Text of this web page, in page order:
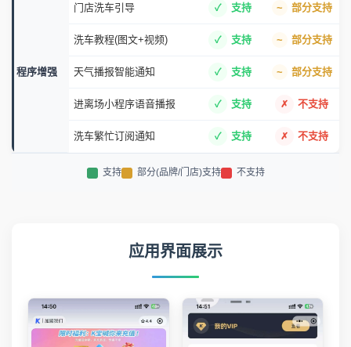
程序增强
门店洗车引导 支持 部分支持
洗车教程(图文+视频) 支持 部分支持
天气播报智能通知 支持 部分支持
进离场小程序语音播报 支持 不支持
洗车繁忙订阅通知 支持 不支持
支持 部分(品牌/门店)支持 不支持
应用界面展示